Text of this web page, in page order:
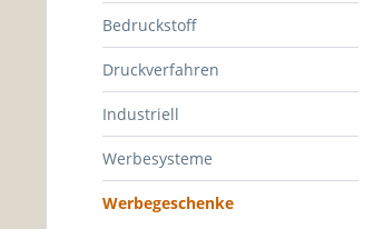
Bedruckstoff
Druckverfahren
Industriell
Werbesysteme
Werbegeschenke